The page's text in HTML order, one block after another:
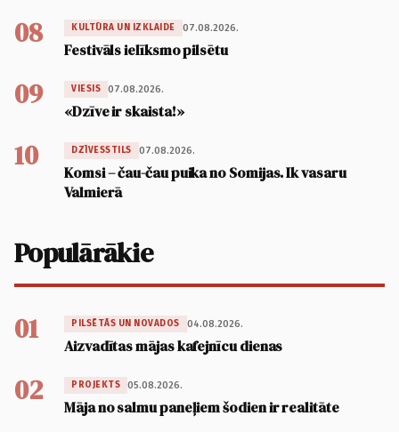
08 KULTŪRA UN IZKLAIDE 07.08.2026.
Festivāls ielīksmo pilsētu
09 VIESIS 07.08.2026.
«Dzīve ir skaista!»
10 DZĪVESSTILS 07.08.2026.
Komsi – čau-čau puika no Somijas. Ik vasaru
Valmierā
Populārākie
01 PILSĒTĀS UN NOVADOS 04.08.2026.
Aizvadītas mājas kafejnīcu dienas
02 PROJEKTS 05.08.2026.
Māja no salmu paneļiem šodien ir realitāte